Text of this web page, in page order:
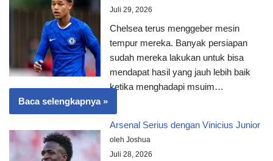
Juli 29, 2026
Chelsea terus menggeber mesin
tempur mereka. Banyak persiapan
sudah mereka lakukan untuk bisa
mendapat hasil yang jauh lebih baik
ketika menghadapi msuim…
Baca selengkapnya »
Arsenal Serius dengan Vinicius Junior
oleh Joshua
Juli 28, 2026